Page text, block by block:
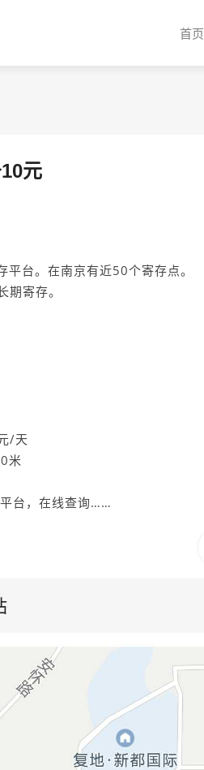
首页
元
台。在南京有近50个寄存点。
寄存。
/天
米
台，在线查询……